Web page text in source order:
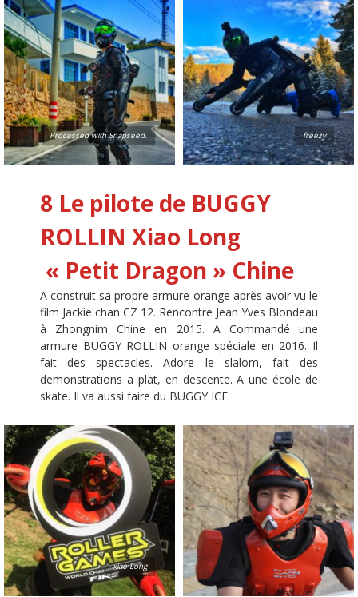
Processed with Snapseed. freezy
8 Le pilote de BUGGY
ROLLIN Xiao Long
« Petit Dragon » Chine
A construit sa propre armure orange après avoir vu le
film Jackie chan CZ 12. Rencontre Jean Yves Blondeau
à Zhongnim Chine en 2015. A Commandé une
armure BUGGY ROLLIN orange spéciale en 2016. Il
fait des spectacles. Adore le slalom, fait des
demonstrations a plat, en descente. A une école de
skate. Il va aussi faire du BUGGY ICE.
xiao Long